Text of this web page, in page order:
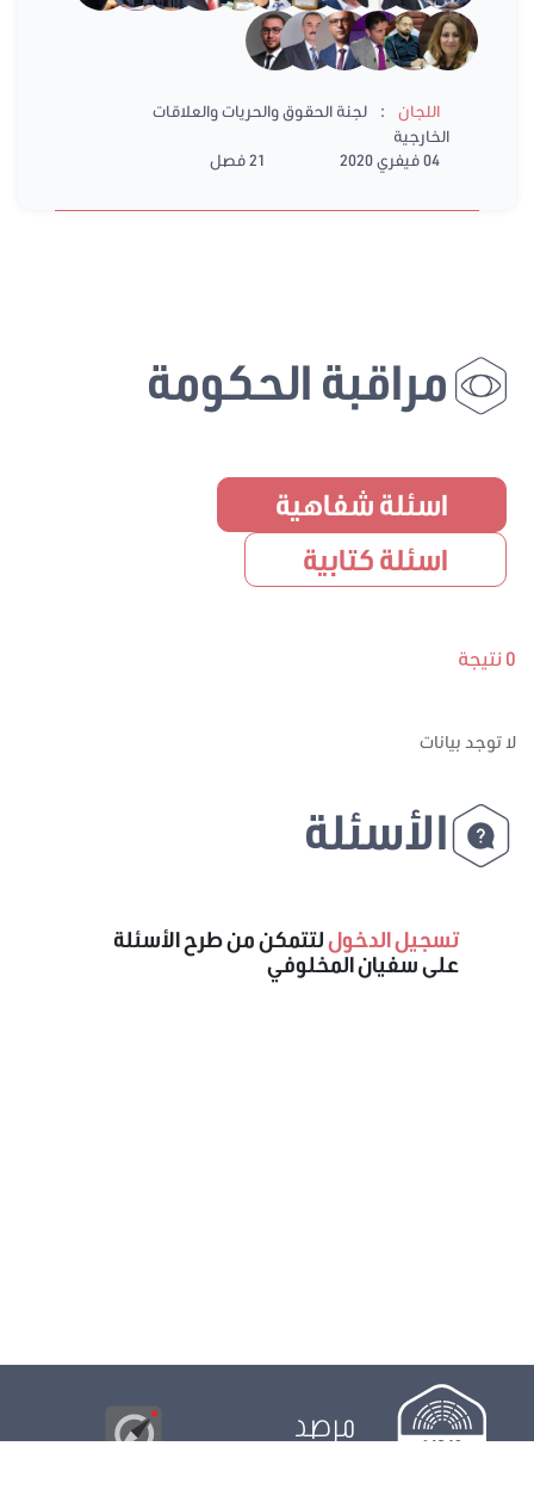
اللجان :
لجنة الحقوق والحريات والعلاقات
الخارجية
04 فيفري 2020
21 فصل
مراقبة الحكومة
اسئلة شفاهية
اسئلة كتابية
0 نتيجة
لا توجد بيانات
الأسئلة
تسجيل الدخوللتتمكن من طرح الأسئلة
على سفيان المخلوفي
مرصد